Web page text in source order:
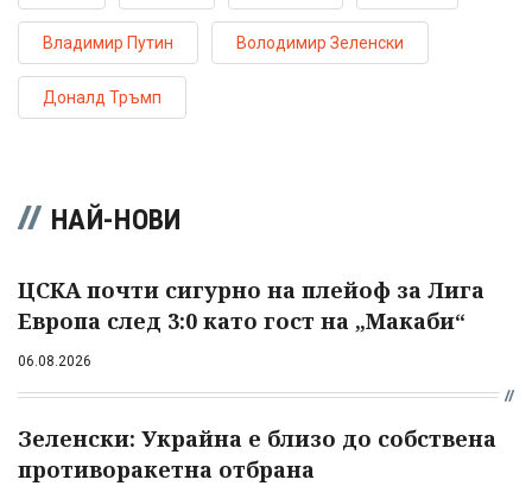
Владимир Путин Володимир Зеленски
Доналд Тръмп
НАЙ-НОВИ
ЦСКА почти сигурно на плейоф за Лига
Европа след 3:0 като гост на „Макаби“
06.08.2026
Зеленски: Украйна е близо до собствена
противоракетна отбрана